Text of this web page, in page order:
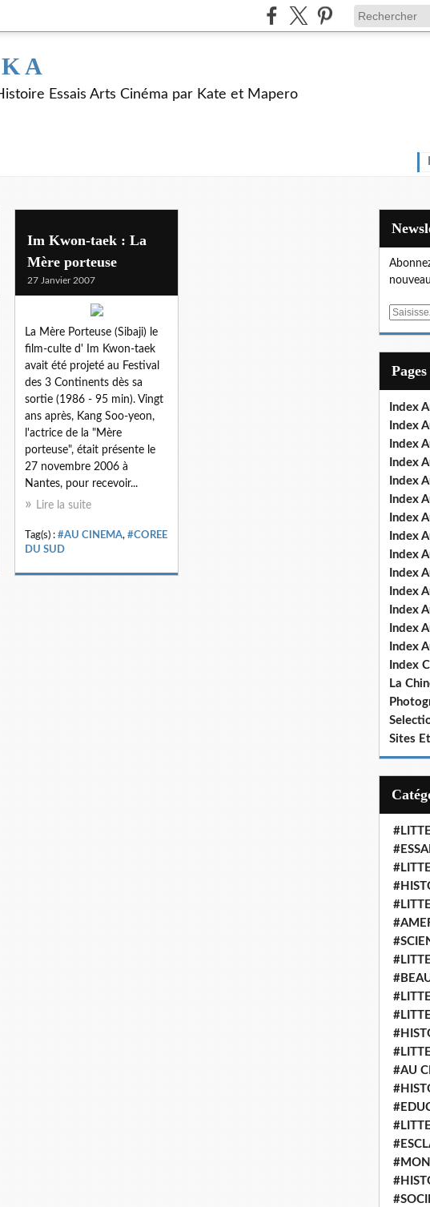
A
Essais Arts Cinéma par Kate et Mapero
Im Kwon-taek : La
Mère porteuse
27 Janvier 2007
La Mère Porteuse (Sibaji) le
film-culte d' Im Kwon-taek
avait été projeté au Festival
des 3 Continents dès sa
sortie (1986 - 95 min). Vingt
ans après, Kang Soo-yeon,
l'actrice de la "Mère
porteuse", était présente le
27 novembre 2006 à
Nantes, pour recevoir...
Lire la suite
Tag(s) : #AU CINEMA, #COREE
DU SUD
E
Pages
Index
Index
Index
Index
Index
Index
Index
Index
Index
Index
Index
Index
Index
Index
Index
La
Sites
#AU